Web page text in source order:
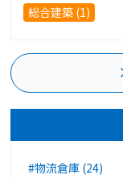
総合建築 (1)
#物流倉庫 (24)